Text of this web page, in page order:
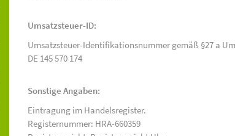
Umsatzsteuer-ID:
Umsatzsteuer-Identifikationsnummer gemäß §27 a
DE 145 570 174
Sonstige Angaben:
Eintragung im Handelsregister.
Registernummer: HRA-660359